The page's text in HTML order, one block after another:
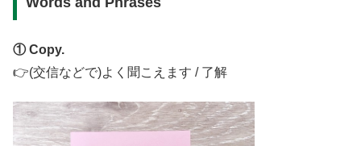
① Copy.
👉(交信などで)よく聞こえます / 了解